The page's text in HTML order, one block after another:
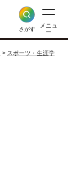
さがす
メニュ
ー
> スポーツ・生涯学